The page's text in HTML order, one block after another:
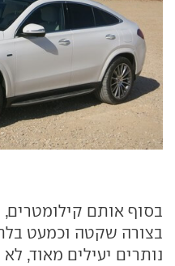
בסוף אותם קילומטרים,
בצורה שקטה וכמעט
נותרים יעילים מאוד,